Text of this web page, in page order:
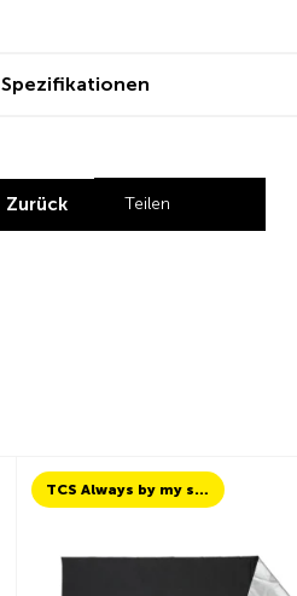
Spezifikationen
Zurück Teilen
TCS Always by my side